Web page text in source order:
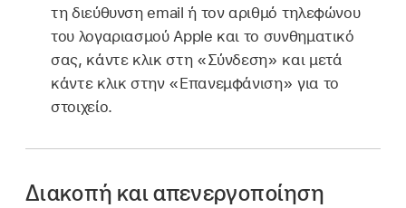
τη διεύθυνση email ή τον αριθμό τηλεφώνου
του λογαριασμού Apple και το συνθηματικό
σας, κάντε κλικ στη «Σύνδεση» και μετά
κάντε κλικ στην «Επανεμφάνιση» για το
στοιχείο.
Διακοπή και απενεργοποίηση